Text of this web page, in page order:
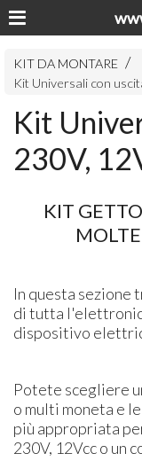
KIT DA MONTARE
Kit Universali con
Kit
230V,
KIT
In questa sezione
di tutta
dispositivo
Potete scegliere
o multi moneta e
più appropriata
230V, 12Vcc o un